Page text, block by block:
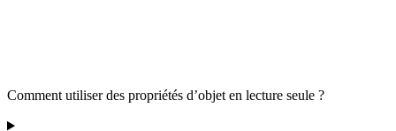
Comment utiliser des propriétés d’objet en lecture seule ?